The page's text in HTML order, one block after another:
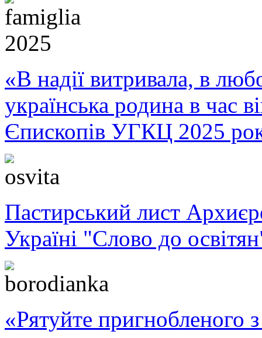
«В надії витривала, в
українська родина в час
Єпископів УГКЦ 2025
Пастирський лист
Україні "Слово до
«Рятуйте пригнобленого